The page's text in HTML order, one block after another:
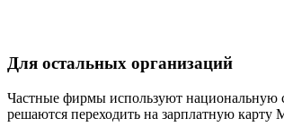
Для остальных организаций
Частные фирмы используют национальную
решаются переходить на зарплатную карту